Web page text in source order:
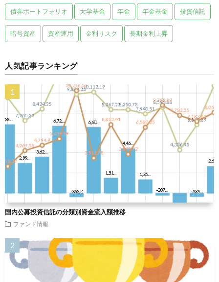
債券ポートフォリオ 大学基金 年金 年金基金 投資信託
暗号資産 資産運用 金利リスク 長期金利上昇
人気記事ランキング
国内公募投資信託の分類別資金流入額推移
ファンド情報